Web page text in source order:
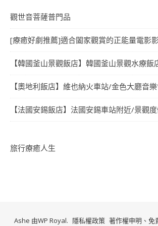
觀世音菩薩普門品
[療癒好劇推薦]適合闔家觀賞的正能量電影
【韓國釜山景觀飯店】韓國釜山景觀水療飯
【奧地利飯店】維也納火車站/金色大廳音
【法國安錫飯店】法國安錫車站附近/景觀
旅行療癒人生
隱私權政策 著作權申明、免
Ashe 由WP Royal.